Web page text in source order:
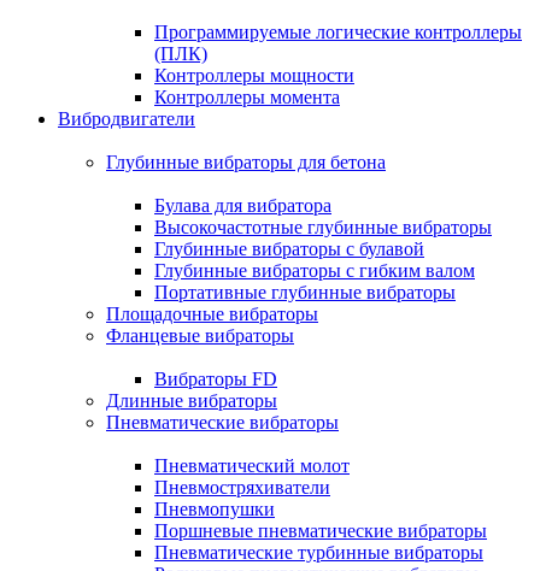
Программируемые логические контроллеры
(ПЛК)
Контроллеры мощности
Контроллеры момента
Вибродвигатели
Глубинные вибраторы для бетона
Булава для вибратора
Высокочастотные глубинные вибраторы
Глубинные вибраторы с булавой
Глубинные вибраторы с гибким валом
Портативные глубинные вибраторы
Площадочные вибраторы
Фланцевые вибраторы
Вибраторы FD
Длинные вибраторы
Пневматические вибраторы
Пневматический молот
Пневмостряхиватели
Пневмопушки
Поршневые пневматические вибраторы
Пневматические турбинные вибраторы